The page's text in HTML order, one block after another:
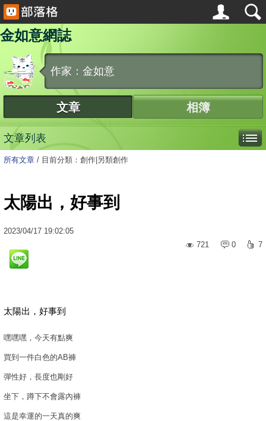
金如意網誌
作家：金如意
文章 相簿
文章列表
所有文章 / 目前分類：創作|另類創作
太陽出，好事到
2023/04/17 19:02:05
721
0 7
太陽出，好事到
嘿嘿嘿，今天有點爽
買到一件白色的AB褲
彈性好，長度也剛好
坐下，蹲下不會露內褲
這是幸運的一天真的爽